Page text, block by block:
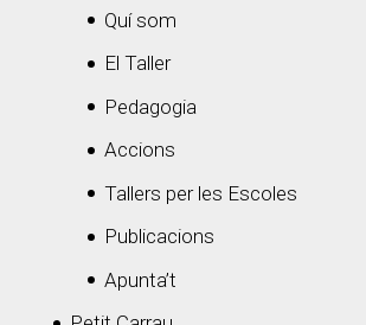
Quí som
El Taller
Pedagogia
Accions
Tallers per les Escoles
Publicacions
Apunta’t